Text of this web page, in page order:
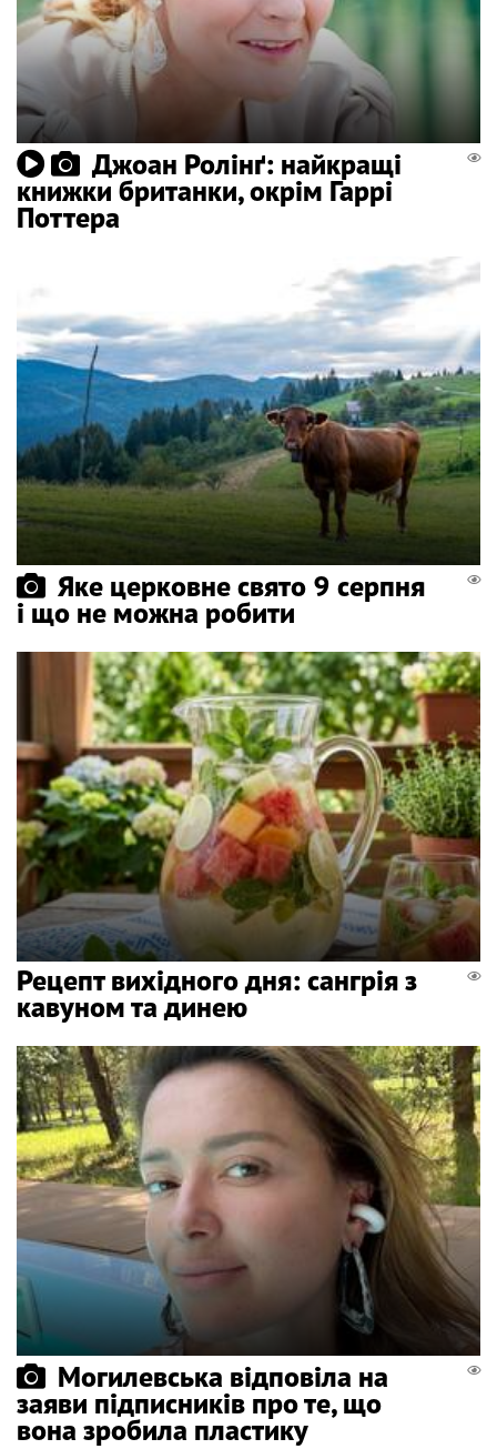
Джоан Ролінґ: найкращі
книжки британки, окрім Гаррі
Поттера
Яке церковне свято 9 серпня
і що не можна робити
Рецепт вихідного дня: сангрія з
кавуном та динею
Могилевська відповіла на
заяви підписників про те, що
вона зробила пластику